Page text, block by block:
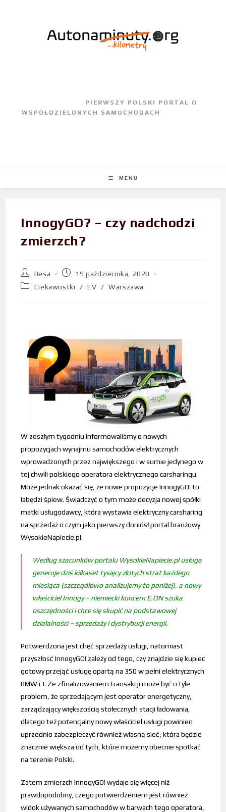
MENU
InnogyGO? – czy nadchodzi
zmierzch?
Besa
19 października, 2020
Ciekawostki
/ EV / Warszawa
W zeszłym tygodniu informowaliśmy o nowych
propozycjach wynajmu samochodów elektrycznych
wprowadzonych przez największego i w sumie jedynego w
tej chwili polskiego operatora elektrycznego carsharingu.
Może jednak okazać się, że nowe propozycje InnogyGO! to
łabędzi śpiew. Świadczyć o tym może decyzja nowej spółki
matki usługodawcy, która wystawia elektryczny carsharing
na sprzedaż o czym jako pierwszy doniósł portal branżowy
WysokieNapiecie.pl.
Według szacunków portalu WysokieNapiecie.pl usługa
generuje dziś kilkaset tysięcy złotych strat każdego
miesiąca (szczegółowo analizujemy to poniżej), a nowy
właściciel Innogy – niemiecki koncern E.ON szuka
oszczędności i chce się skupić na podstawowej
działalności – sprzedaży i dystrybucji energii.
Potwierdzona jest chęć sprzedaży usługi, natomiast
przyszłosć InnogyGO! zależy od tego, czy znajdzie się kupiec
gotowy przejąć usługę opartą na 350 w pełni elektrycznych
BMW i3. Ze zfinalizowaniem transakcji może być o tyle
problem, że sprzedającym jest operator energetyczny,
zarządzający większością stołecznych stacji ładowania,
dlatego też potencjalny nowy właściciel usługi powinien
uprzednio zabezpieczyć również własną sieć, która będzie
znacznie większa od tych, które możemy obecnie spotkać
na terenie Polski.
Zatem zmierzch InnogyGO! wydaje się więcej niż
prawdopodobny, czego potwierdzeniem jest również
widok używanych samochodów w barwach tego operatora,